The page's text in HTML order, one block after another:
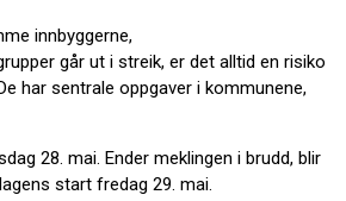
innbyggerne,
går ut i streik, er det alltid en risiko
har sentrale oppgaver i kommunene,
28. mai. Ender meklingen i brudd, blir
start fredag 29. mai.